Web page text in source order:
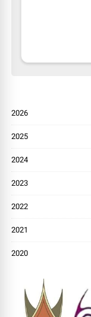
2026
2025
2024
2023
2022
2021
2020